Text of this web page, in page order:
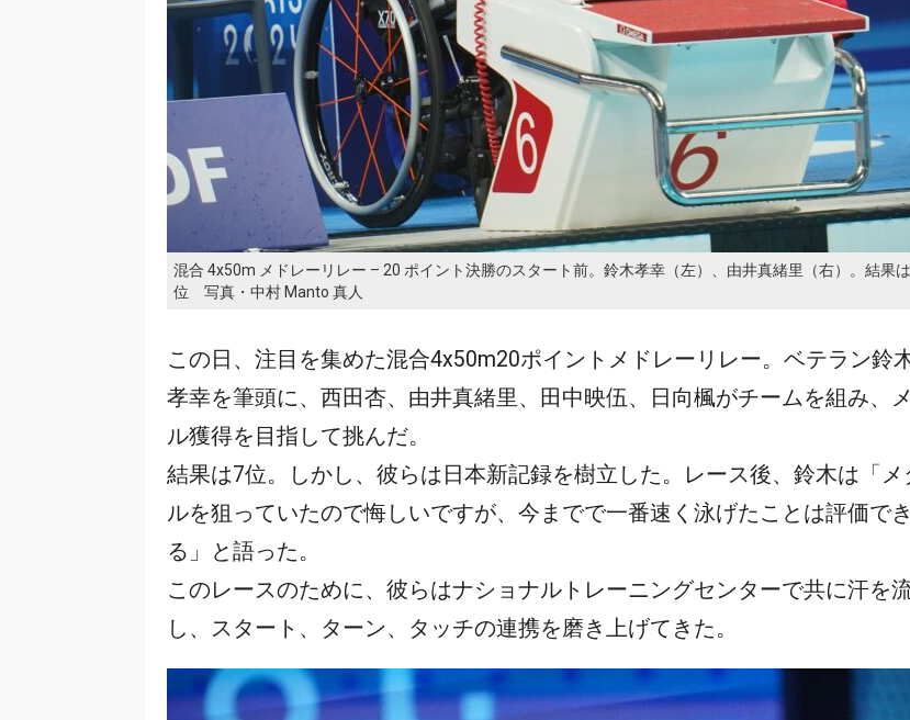
混合 4x50m メドレーリレー – 20 ポイント決勝のスタート前。鈴木孝幸（左）、由井真緒里（右）。結果
位 写真・中村 Manto 真人
この日、注目を集めた混合4x50m20ポイントメドレーリレー。ベテラン鈴
孝幸を筆頭に、西田杏、由井真緒里、田中映伍、日向楓がチームを組み、
ル獲得を目指して挑んだ。
結果は7位。しかし、彼らは日本新記録を樹立した。レース後、鈴木は「メ
ルを狙っていたので悔しいですが、今までで一番速く泳げたことは評価でき
る」と語った。
このレースのために、彼らはナショナルトレーニングセンターで共に汗を
し、スタート、ターン、タッチの連携を磨き上げてきた。